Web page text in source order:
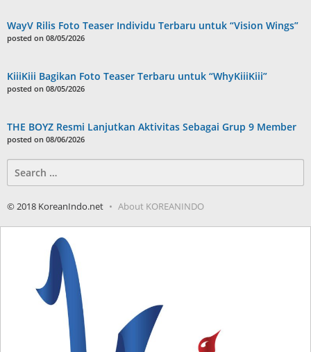
WayV Rilis Foto Teaser Individu Terbaru untuk “Vision Wings”
posted on 08/05/2026
KiiiKiii Bagikan Foto Teaser Terbaru untuk “WhyKiiiKiii”
posted on 08/05/2026
THE BOYZ Resmi Lanjutkan Aktivitas Sebagai Grup 9 Member
posted on 08/06/2026
for:
© 2018 KoreanIndo.net About KOREANINDO